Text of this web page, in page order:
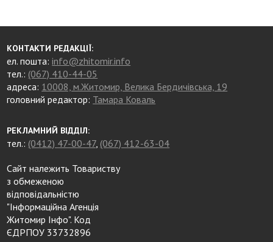
КОНТАКТИ РЕДАКЦІЇ:
ел. пошта:info@zhitomir.info
тел.: (067) 410-44-05
адреса: 10008, м.Житомир, Велика Бердичівська, 19
головний редактор: Тамара Коваль
РЕКЛАМНИЙ ВІДДІЛ:
тел.: (0412) 47-00-47, (067) 412-63-04
Сайт належить Товариству
з обмеженою
відповідальністю
"Інформаційна Агенція
Житомир Інфо". Код
ЄДРПОУ 33732896